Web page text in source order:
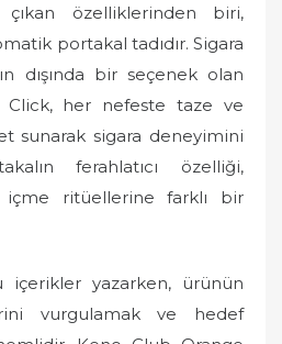
özelliklerinden biri,
portakal tadıdır. Sigara
dışında bir seçenek olan
Click, her nefeste taze ve
sunarak sigara deneyimini
ferahlatıcı özelliği,
içme ritüellerine farklı bir
içerikler yazarken, ürünün
vurgulamak ve hedef